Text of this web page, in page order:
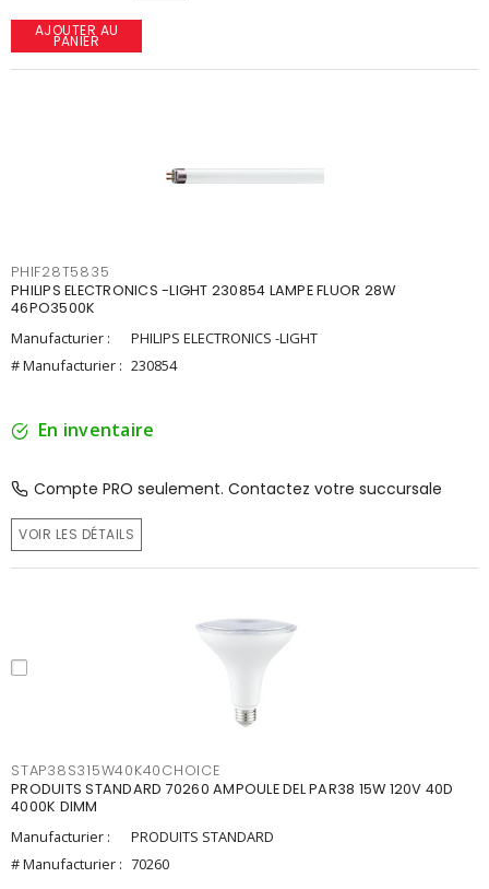
AJOUTER AU
PANIER
PHIF28T5835
PHILIPS ELECTRONICS -LIGHT 230854 LAMPE FLUOR 28W
46PO3500K
Manufacturier :
PHILIPS ELECTRONICS -LIGHT
# Manufacturier : 230854
En inventaire
Compte PRO seulement. Contactez votre succursale
VOIR LES DÉTAILS
STAP38S315W40K40CHOICE
PRODUITS STANDARD 70260 AMPOULE DEL PAR38 15W 120V 40D
4000K DIMM
Manufacturier :
PRODUITS STANDARD
# Manufacturier : 70260